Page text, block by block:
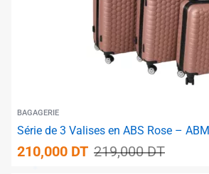
BAGAGERIE
Série de 3 Valises en ABS Rose – ABM
219,000DT
210,000 DT